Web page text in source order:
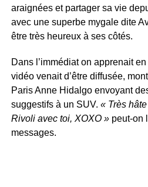
araignées et partager sa vie
avec une superbe mygale dite
être très heureux à ses côtés.
Dans l’immédiat on apprenait
vidéo venait d’être diffusée,
Paris Anne Hidalgo envoyant
suggestifs à un SUV. « Très
Rivoli avec toi, XOXO » peut-on
messages.